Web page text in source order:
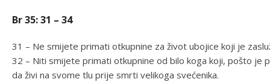
Br 35: 31 – 34
31 – Ne smijete primati otkupnine za život ubojice koji je
32 – Niti smijete primati otkupnine od bilo koga koji, pošto je
da živi na svome tlu prije smrti velikoga svećenika.